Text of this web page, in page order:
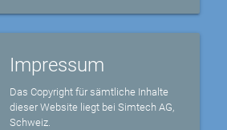
Impressum
Das Copyright für sämtliche Inhalte
dieser Website liegt bei Simtech AG,
Schweiz.